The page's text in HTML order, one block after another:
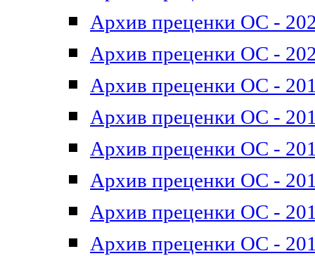
Архив преценки ОС -
Архив преценки ОС -
Архив преценки ОС -
Архив преценки ОС -
Архив преценки ОС -
Архив преценки ОС -
Архив преценки ОС -
Архив преценки ОС -